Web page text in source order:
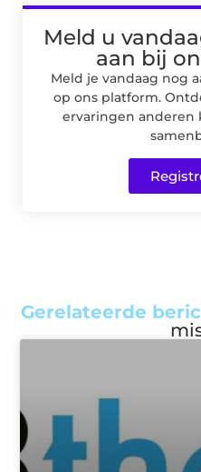
Meld u
aan bij
Meld je vandaag nog
op ons platform.
ervaringen anderen
Gerelateerde